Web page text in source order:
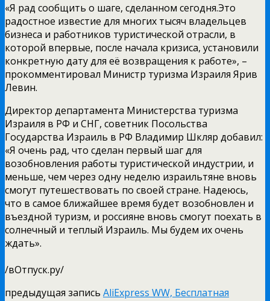
«Я рад сообщить о шаге, сделанном сегодня.Это
радостное известие для многих тысяч владельцев
бизнеса и работников туристической отрасли, в
которой впервые, после начала кризиса, установили
конкретную дату для её возвращения к работе», –
прокомментировал Министр туризма Израиля Ярив
Левин.
Директор департамента Министерства туризма
Израиля в РФ и СНГ, советник Посольства
Государства Израиль в РФ Владимир Шкляр добавил:
«Я очень рад, что сделан первый шаг для
возобновления работы туристической индустрии, и
меньше, чем через одну неделю израильтяне вновь
смогут путешествовать по своей стране. Надеюсь,
что в самое ближайшее время будет возобновлен и
въездной туризм, и россияне вновь смогут поехать в
солнечный и теплый Израиль. Мы будем их очень
ждать».
/вОтпуск.ру/
предыдущая запись AliExpress WW, Бесплатная